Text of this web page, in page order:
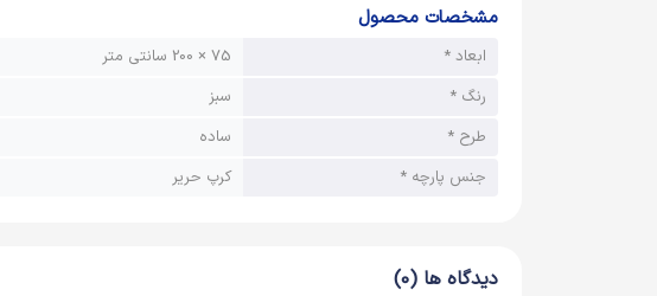
مشخصات محصول
ابعاد *
75 × 200 سانتی متر
رنگ *
سبز
طرح *
ساده
جنس پارچه *
کرپ حریر
دیدگاه ها (0)